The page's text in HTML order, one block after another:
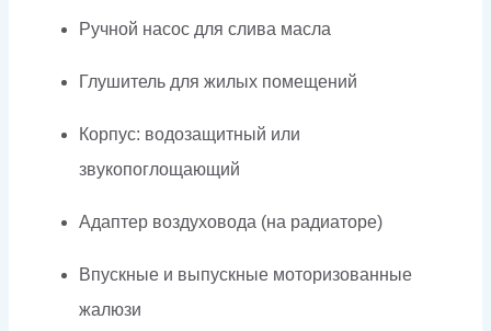
Ручной насос для слива масла
Глушитель для жилых помещений
Корпус: водозащитный или
звукопоглощающий
Адаптер воздуховода (на радиаторе)
Впускные и выпускные моторизованные
жалюзи